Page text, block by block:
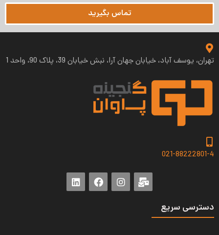
تماس بگیرید
تهران، یوسف آباد، خیابان جهان آرا، نبش خیابان 39، پلاک 90، واحد 1
021-88222801-4
دسترسی سریع